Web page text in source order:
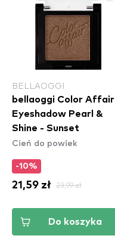
BELLAOGGI
bellaoggi Color Affair
Eyeshadow Pearl &
Shine - Sunset
Cień do powiek
-10%
21,59 zł 23,99 zł
Do koszyka